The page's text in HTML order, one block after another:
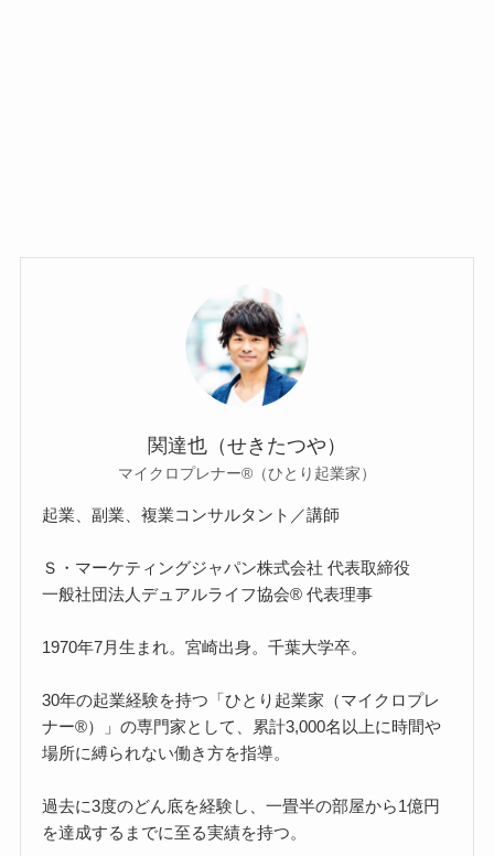
関達也（せきたつや）
マイクロプレナー®（ひとり起業家）
起業、副業、複業コンサルタント／講師
Ｓ・マーケティングジャパン株式会社 代表取締役
一般社団法人デュアルライフ協会® 代表理事
1970年7月生まれ。宮崎出身。千葉大学卒。
30年の起業経験を持つ「ひとり起業家（マイクロプレ
ナー®）」の専門家として、累計3,000名以上に時間や
場所に縛られない働き方を指導。
過去に3度のどん底を経験し、一畳半の部屋から1億円
を達成するまでに至る実績を持つ。